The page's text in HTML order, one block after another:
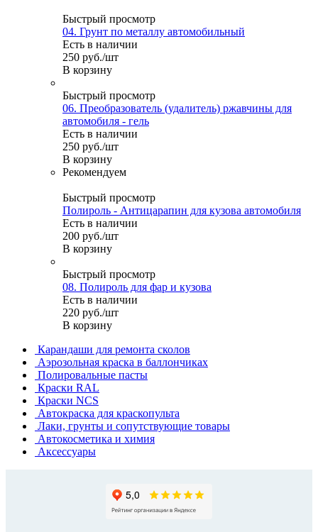
Быстрый просмотр
04. Грунт по металлу автомобильный
Есть в наличии
250 руб./шт
В корзину
Быстрый просмотр
06. Преобразователь (удалитель) ржавчины для
автомобиля - гель
Есть в наличии
250 руб./шт
В корзину
Рекомендуем
Быстрый просмотр
Полироль - Антицарапин для кузова автомобиля
Есть в наличии
200 руб./шт
В корзину
Быстрый просмотр
08. Полироль для фар и кузова
Есть в наличии
220 руб./шт
В корзину
Карандаши для ремонта сколов
Аэрозольная краска в баллончиках
Полировальные пасты
Краски RAL
Краски NCS
Автокраска для краскопульта
Лаки, грунты и сопутствующие товары
Автокосметика и химия
Аксессуары